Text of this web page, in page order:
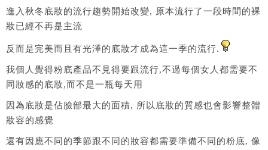
進入秋冬底妝的流行趨勢開始改變, 原本流行了一段時間的裸
妝已經不再是主流
反而是完美而且有光澤的底妝才成為這一季的流行.
我個人覺得粉底產品不見得要跟流行,不過每個女人都需要不
同妝感的底妝,而不是一瓶每天用
因為底妝是佔臉部最大的面積, 所以底妝的質感也會影響整體
妝容的感覺
還有因應不同的季節跟不同的妝容都需要準備不同的粉底, 像